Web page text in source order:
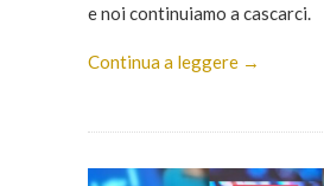
e noi continuiamo a cascarci.
Continua a leggere →